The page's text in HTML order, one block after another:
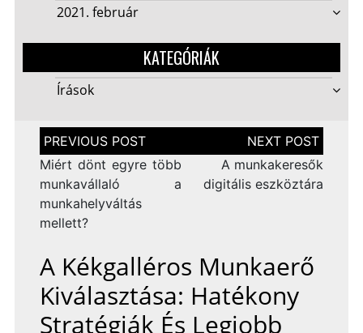
2021. február
KATEGÓRIÁK
Írások
Bejegyzés
navigáció
Miért dönt egyre több
munkavállaló a
munkahelyváltás
mellett?
A munkakeresők
digitális eszköztára
A Kékgalléros Munkaerő
Kiválasztása: Hatékony
Stratégiák És Legjobb